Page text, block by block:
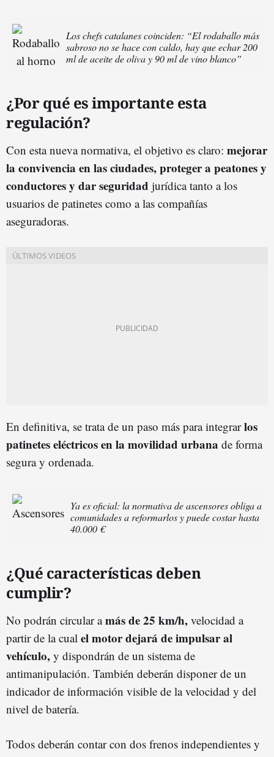
Los chefs catalanes coinciden: “El rodaballo más
sabroso no se hace con caldo, hay que echar 200
ml de aceite de oliva y 90 ml de vino blanco”
¿Por qué es importante esta
regulación?
Con esta nueva normativa, el objetivo es claro: mejorar
la convivencia en las ciudades, proteger a peatones y
conductores y dar seguridad jurídica tanto a los
usuarios de patinetes como a las compañías
aseguradoras.
En definitiva, se trata de un paso más para integrarlos
patinetes eléctricos en la movilidad urbana de forma
segura y ordenada.
Ya es oficial: la normativa de ascensores obliga a
comunidades a reformarlos y puede costar hasta
40.000 €
¿Qué características deben
cumplir?
No podrán circular amás de 25 km/h, velocidad a
partir de la cual el motor dejará de impulsar al
vehículo, y dispondrán de un sistema de
antimanipulación. También deberán disponer de un
indicador de información visible de la velocidad y del
nivel de batería.
Todos deberán contar con dos frenos independientes y